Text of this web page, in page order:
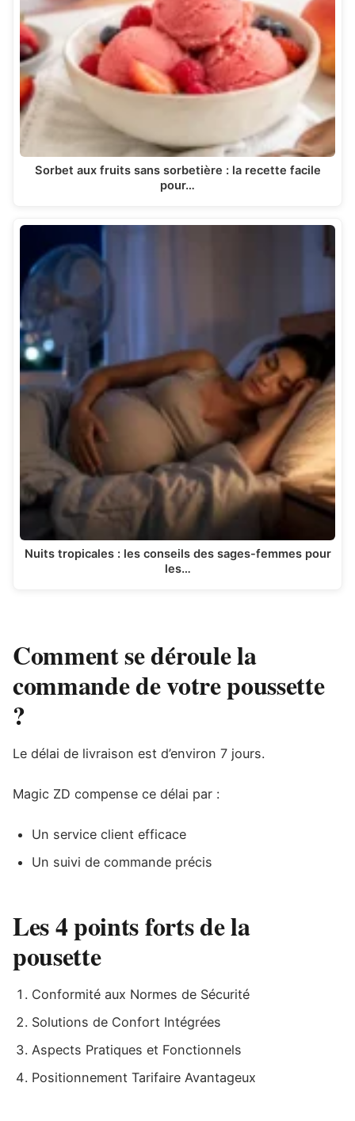
Sorbet aux fruits sans sorbetière : la recette facile
pour…
Nuits tropicales : les conseils des sages-femmes pour
les…
Comment se déroule la
commande de votre poussette
?
Le délai de livraison est d’environ 7 jours.
Magic ZD compense ce délai par :
Un service client efficace
Un suivi de commande précis
Les 4 points forts de la
pousette
Conformité aux Normes de Sécurité
Solutions de Confort Intégrées
Aspects Pratiques et Fonctionnels
Positionnement Tarifaire Avantageux